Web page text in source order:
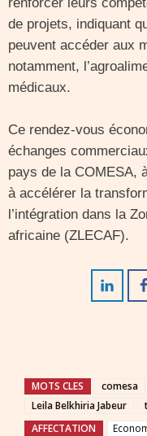
de projets, indiquant
peuvent accéder aux
notamment,
médicaux.
Ce rendez-vous
échanges
pays de la COMESA,
à accélérer la
l’intégration dans la
africaine (ZLECAF).
MOTS CLES comesa
Leila Belkhiria Jabeur
AFFECTATION